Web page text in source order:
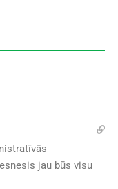
jau būs visu